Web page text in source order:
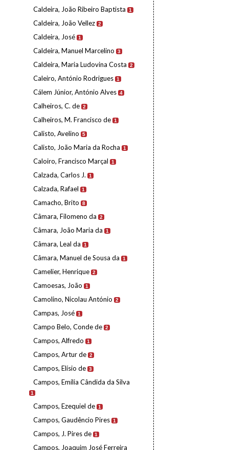
Caldeira, João Ribeiro Baptista 1
Caldeira, João Vellez 2
Caldeira, José 1
Caldeira, Manuel Marcelino 3
Caldeira, Maria Ludovina Costa 2
Caleiro, António Rodrigues 1
Cálem Júnior, António Alves 4
Calheiros, C. de 2
Calheiros, M. Francisco de 1
Calisto, Avelino 5
Calisto, João Maria da Rocha 1
Caloiro, Francisco Marçal 1
Calzada, Carlos J. 1
Calzada, Rafael 1
Camacho, Brito 8
Câmara, Filomeno da 2
Câmara, João Maria da 1
Câmara, Leal da 1
Câmara, Manuel de Sousa da 1
Camelier, Henrique 2
Camoesas, João 1
Camolino, Nicolau António 2
Campas, José 1
Campo Belo, Conde de 2
Campos, Alfredo 1
Campos, Artur de 2
Campos, Elísio de 3
Campos, Emília Cândida da Silva
1
Campos, Ezequiel de 1
Campos, Gaudêncio Pires 1
Campos, J. Pires de 1
Campos, Joaquim José Ferreira